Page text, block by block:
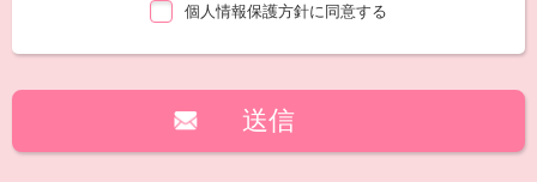
個人情報保護方針に同意する